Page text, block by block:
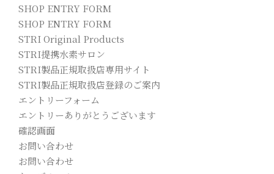
SHOP ENTRY FORM
SHOP ENTRY FORM
STRI Original Products
STRI提携水素サロン
STRI製品正規取扱店専用サイト
STRI製品正規取扱店登録のご案内
エントリーフォーム
エントリーありがとうございます
確認画面
お問い合わせ
お問い合わせ